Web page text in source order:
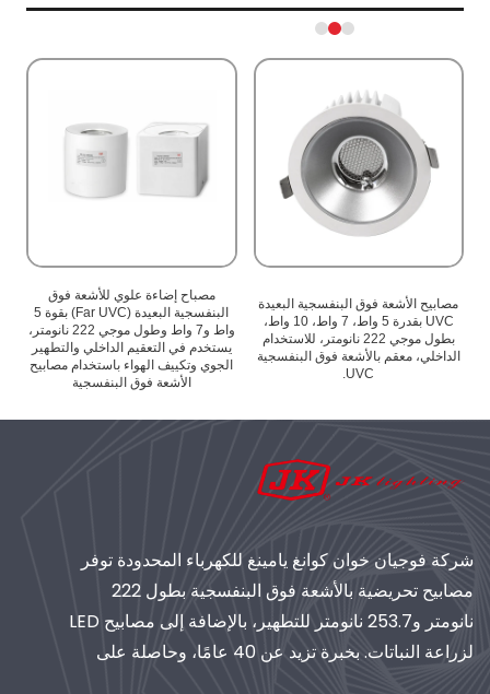
مصابيح الأشعة فوق البنفسجية البعيدة
UVC بقدرة 5 واط، 7 واط، 10 واط،
بطول موجي 222 نانومتر، للاستخدام
الداخلي، معقم بالأشعة فوق البنفسجية
UVC.
مصباح إضاءة علوي للأشعة فوق
البنفسجية البعيدة (Far UVC) بقوة 5
واط و7 واط وطول موجي 222 نانومتر،
يستخدم في التعقيم الداخلي والتطهير
الجوي وتكييف الهواء باستخدام مصابيح
الأشعة فوق البنفسجية
شركة فوجيان خوان كوانغ يامينغ للكهرباء المحدودة توفر
مصابيح تحريضية بالأشعة فوق البنفسجية بطول 222
نانومتر و253.7 نانومتر للتطهير، بالإضافة إلى مصابيح LED
لزراعة النباتات. بخبرة تزيد عن 40 عامًا، وحاصلة على